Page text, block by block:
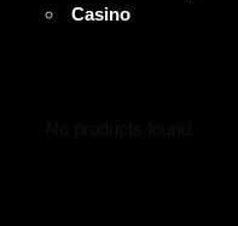
Casino